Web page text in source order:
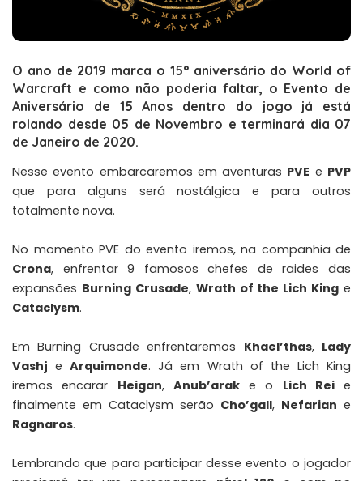
O ano de 2019 marca o 15° aniversário do World of
Warcraft e como não poderia faltar, o Evento de
Aniversário de 15 Anos dentro do jogo já está
rolando desde 05 de Novembro e terminará dia 07
de Janeiro de 2020.
Nesse evento embarcaremos em aventuras PVE e PVP
que para alguns será nostálgica e para outros
totalmente nova.
No momento PVE do evento iremos, na companhia de
Crona, enfrentar 9 famosos chefes de raides das
expansões Burning Crusade, Wrath of the Lich King e
Cataclysm.
Em Burning Crusade enfrentaremos Khael’thas, Lady
Vashj eArquimonde. Já em Wrath of the Lich King
iremos encarar Heigan, Anub’arake o Lich Reie
finalmente em Cataclysm serão Cho’gall, Nefarian e
Ragnaros.
Lembrando que para participar desse evento o jogador